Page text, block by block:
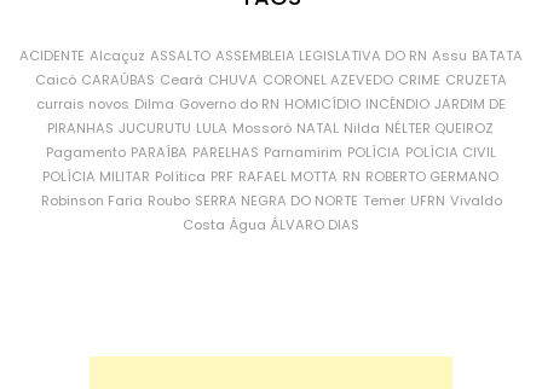
ACIDENTE Alcaçuz ASSALTO ASSEMBLEIA LEGISLATIVA DO RN Assu BATATA
Caicó CARAÚBAS Ceará CHUVA CORONEL AZEVEDO CRIME CRUZETA
currais novos Dilma Governo do RN HOMICÍDIO INCÊNDIO JARDIM DE
PIRANHAS JUCURUTU LULA Mossoró NATAL Nilda NÉLTER QUEIROZ
Pagamento PARAÍBA PARELHAS Parnamirim POLÍCIA POLÍCIA CIVIL
POLÍCIA MILITAR Política PRF RAFAEL MOTTA RN ROBERTO GERMANO
Robinson Faria Roubo SERRA NEGRA DO NORTE Temer UFRN Vivaldo
Costa Água ÁLVARO DIAS